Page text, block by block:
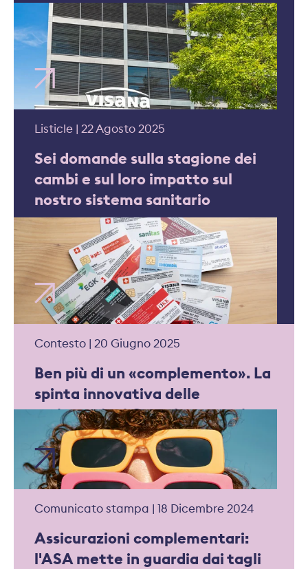
Listicle | 22 Agosto 2025
Sei domande sulla stagione dei
cambi e sul loro impatto sul
nostro sistema sanitario
Contesto | 20 Giugno 2025
Ben più di un «complemento». La
spinta innovativa delle
assicurazioni Complementari
Comunicato stampa | 18 Dicembre 2024
Assicurazioni complementari:
l'ASA mette in guardia dai tagli